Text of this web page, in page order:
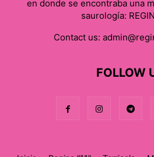
en donde se encontraba una
saurología:
Contact us:
FOLLOW